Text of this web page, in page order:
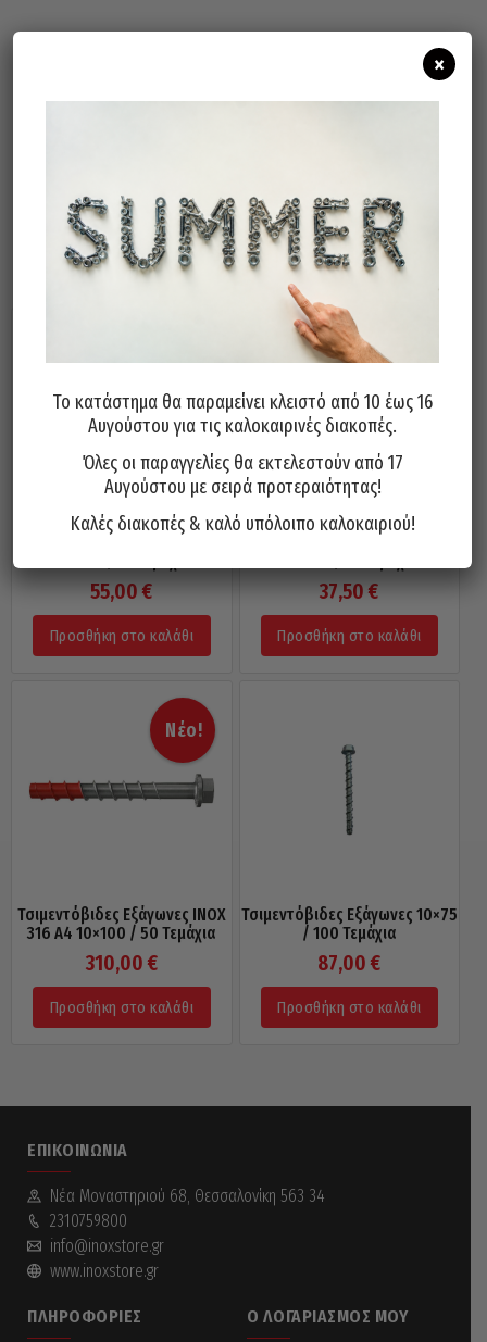
Σχετικά προϊόντα
55,00€
Προσθήκη στο καλάθι
37,50€
Προσθήκη στο καλάθι
Νέο!
Τσιμεντόβιδες Εξάγωνες INOX
316 A4 10×100 / 50 Τεμάχια
310,00 €
Προσθήκη στο καλάθι
Τσιμεντόβιδες Εξάγωνες 10×75
/ 100 Τεμάχια
87,00€
Προσθήκη στο καλάθι
ΕΠΙΚΟΙΝΩΝΊΑ
Νέα Mοναστηριού 68, Θεσσαλονίκη 563 34
2310759800
info@inoxstore.gr
www.inoxstore.gr
ΠΛΗΡΟΦΟΡΊΕΣ Ο ΛΟΓΑΡΙΑΣΜΌΣ ΜΟΥ
Το κατάστημα θα παραμείνει κλειστό από 10 έως 16
Αυγούστου για τις καλοκαιρινές διακοπές.
Όλες οι παραγγελίες θα εκτελεστούν από 17
Αυγούστου με σειρά προτεραιότητας!
Καλές διακοπές & καλό υπόλοιπο καλοκαιριού!
×